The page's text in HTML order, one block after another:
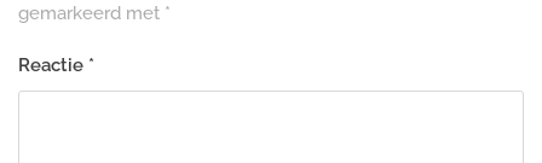
gemarkeerd met *
Reactie *